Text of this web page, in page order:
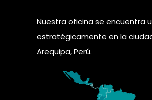
Nuestra oficina se encuentra
estratégicamente en la
Arequipa, Perú.